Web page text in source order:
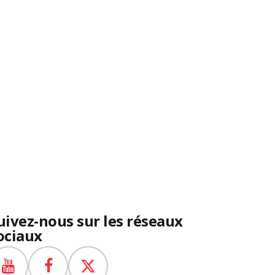
nous sur les réseaux